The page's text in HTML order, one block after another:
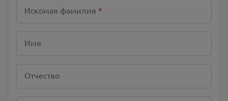
Искомая фамилия *
Имя
Отчество